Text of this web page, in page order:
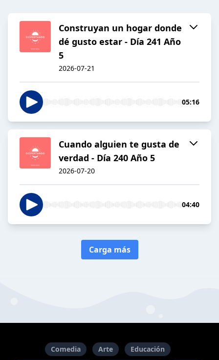
Construyan un hogar donde
dé gusto estar - Día 241 Año
5
2026-07-21
05:16
Cuando alguien te gusta de
verdad - Día 240 Año 5
2026-07-20
04:40
Carga más
Comedia Arte
Educación